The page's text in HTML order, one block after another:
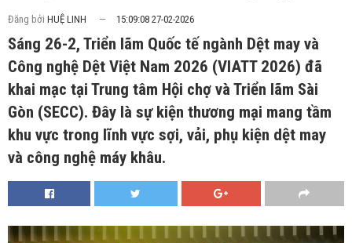
Đăng bởi HUỆ LINH 15:09:08 27-02-2026
Sáng 26-2, Triển lãm Quốc tế ngành Dệt may và
Công nghệ Dệt Việt Nam 2026 (VIATT 2026) đã
khai mạc tại Trung tâm Hội chợ và Triển lãm Sài
Gòn (SECC). Đây là sự kiện thương mại mang tầm
khu vực trong lĩnh vực sợi, vải, phụ kiện dệt may
và công nghệ máy khâu.